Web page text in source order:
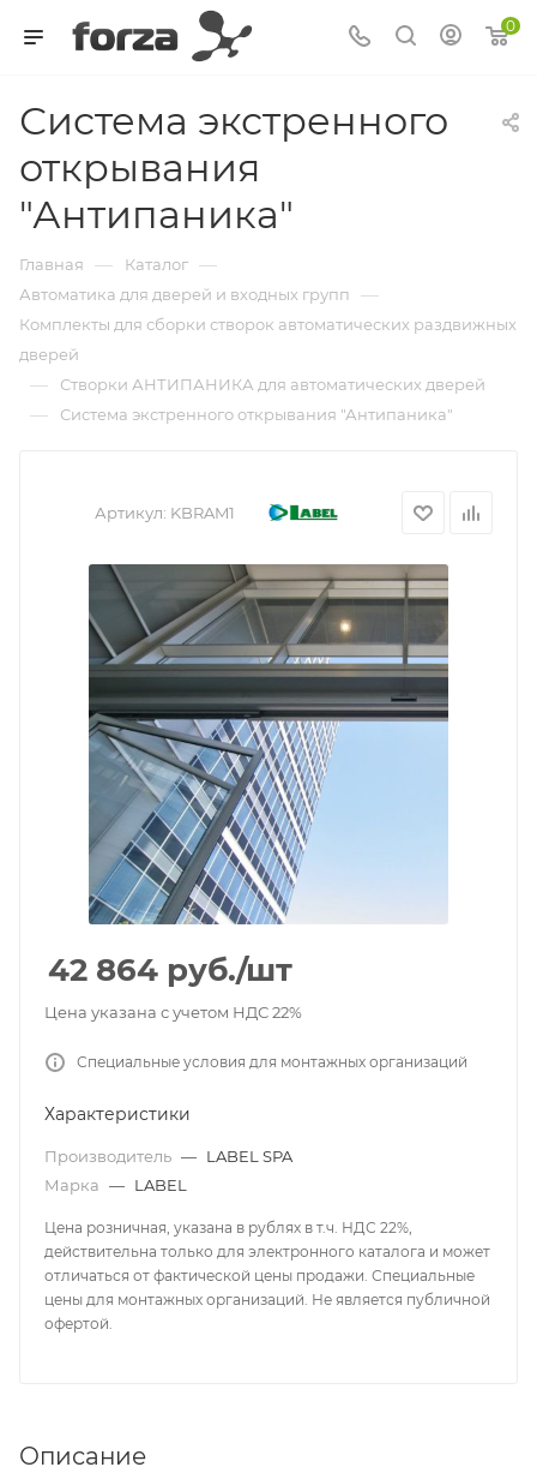
0
Система экстренного
открывания
"Антипаника"
Главная — Каталог —
Автоматика для дверей и входных групп —
Комплекты для сборки створок автоматических раздвижных
дверей
— Створки АНТИПАНИКА для автоматических дверей
— Система экстренного открывания "Антипаника"
Артикул: KBRAM1
42 864 руб./шт
Цена указана с учетом НДС 22%
Специальные условия для монтажных организаций
Характеристики
Производитель — LABEL SPA
Марка — LABEL
Цена розничная, указана в рублях в т.ч. НДС 22%,
действительна только для электронного каталога и может
отличаться от фактической цены продажи. Специальные
цены для монтажных организаций. Не является публичной
офертой.
Описание